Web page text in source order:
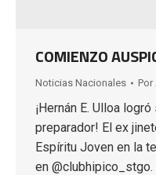
COMIENZO
Noticias Nacionales Por
¡Hernán E. Ulloa
preparador! El ex
Espíritu Joven en la
en